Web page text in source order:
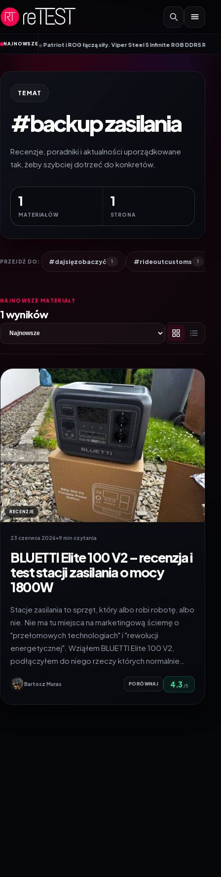
Przejdź do treści
NAJNOWSZE
•Patriot i ROG łączą siły. Viper Steel 5 Infinite RGB DDR5 ROG
TEMAT
#backup zasilania
Recenzje, poradniki i aktualności uporządkowane
tak, żeby szybciej dotrzeć do konkretów.
1
MATERIAŁÓW
1
STRONA
PRZEJDŹ DO: #dajsięzobaczyć 1 #rideoutcustoms 1
NAJNOWSZE MATERIAŁY
1 wyników
RECENZJE
23 czerwca 2026•9 min czytania
BLUETTI Elite 100 V2 – recenzja i
test stacji zasilania o mocy
1800W
Stacje zasilania to sprzęt, który albo robi robotę, albo
nie. Nie ma tu miejsca na marketingową ściemę o
"przełomowych technologiach" i "rewolucji
energetycznej". Wziąłem BLUETTI Elite 100 V2,
podłączyłem do niego rzeczy których normalnie…
Bartosz Muras PORÓWNAJ 4.3 /5